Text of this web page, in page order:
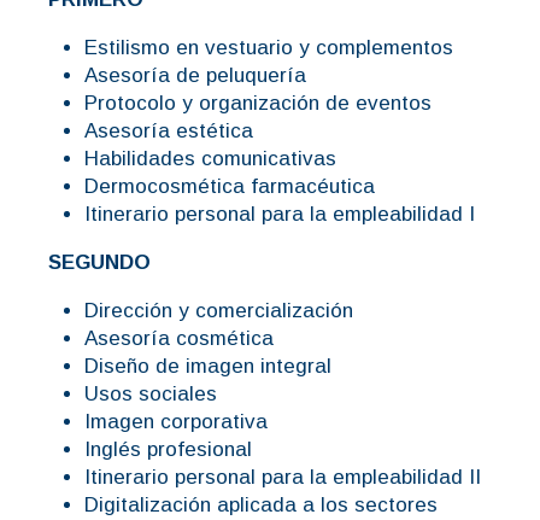
Estilismo en vestuario y complementos
Asesoría de peluquería
Protocolo y organización de eventos
Asesoría estética
Habilidades comunicativas
Dermocosmética farmacéutica
Itinerario personal para la empleabilidad I
SEGUNDO
Dirección y comercialización
Asesoría cosmética
Diseño de imagen integral
Usos sociales
Imagen corporativa
Inglés profesional
Itinerario personal para la empleabilidad II
Digitalización aplicada a los sectores